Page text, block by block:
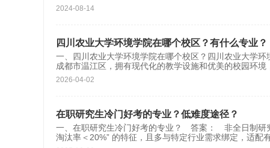
2024-08-14
四川农业大学环境学院在哪个校区？有什么专业？
一、四川农业大学环境学院在哪个校区？四川农业大学
成都市温江区，拥有现代化的教学设施和优美的校园环
2026-04-02
在职研究生冷门好考的专业？低难度途径？
一、在职研究生冷门好考的专业？ 答案： 非全日制研
淘汰率＜20%” 的特征，且多与特定行业需求绑定，适配